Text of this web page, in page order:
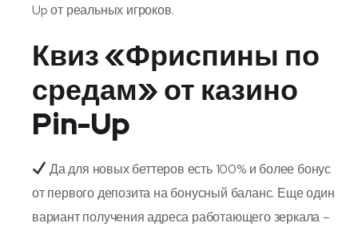
Up от реальных игроков.
Квиз «Фриспины по
средам» от казино
Pin-Up
Да для новых беттеров есть 100% и более бонус
от первого депозита на бонусный баланс. Еще один
вариант получения адреса работающего зеркала –